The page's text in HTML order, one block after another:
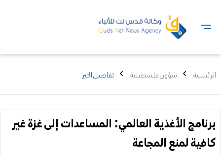
الرئيسية شؤون فلسطينية تفاصيل الخبر
برنامج الأغذية العالمي: المساعدات إلى غزة غير
كافية لمنع المجاعة